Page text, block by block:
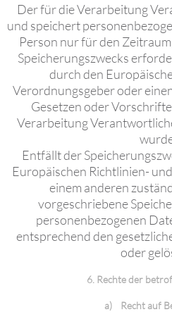
Der für die Verarbeitung
und speichert
Person nur für den
Speicherungszwecks
durch den
Verordnungsgeber oder
Gesetzen oder
Verarbeitung
Entfällt der
Europäischen Richtlinien-
einem anderen
vorgeschriebene
personenbezogenen
entsprechend den
oder
6. Rechte der
a) Recht auf